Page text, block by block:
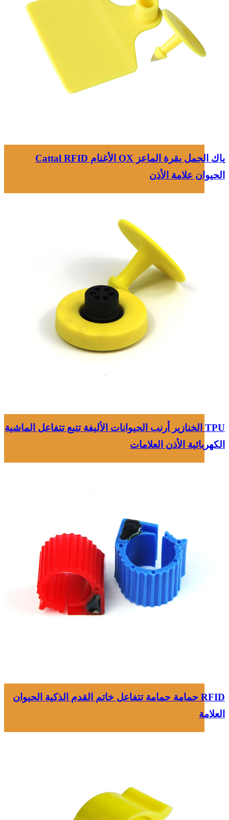
ياك الجمل بقرة الماعز OX الأغنام Cattal RFID
الحيوان علامة الأذن
TPU الخنازير أرنب الحيوانات الأليفة تتبع تتفاعل الماشية
الكهربائية الأذن العلامات
RFID حمامة حمامة تتفاعل خاتم القدم الذكية الحيوان
العلامة